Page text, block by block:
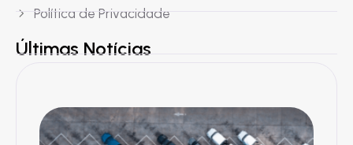
Política de Privacidade
Últimas Notícias